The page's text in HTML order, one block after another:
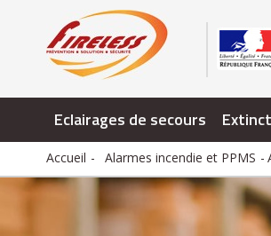
Eclairages de secours
Accueil Alarmes incendie et PPMS